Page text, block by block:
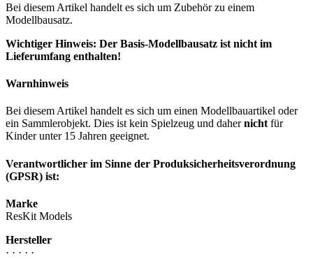
Bei diesem Artikel handelt es sich um Zubehör zu einem
Modellbausatz.
Wichtiger Hinweis: Der Basis-Modellbausatz ist nicht im
Lieferumfang enthalten!
Warnhinweis
Bei diesem Artikel handelt es sich um einen Modellbauartikel oder
ein Sammlerobjekt. Dies ist kein Spielzeug und dahernicht für
Kinder unter 15 Jahren geeignet.
Verantwortlicher im Sinne der Produksicherheitsverordnung
(GPSR) ist:
Marke
ResKit Models
Hersteller
· · · · ·